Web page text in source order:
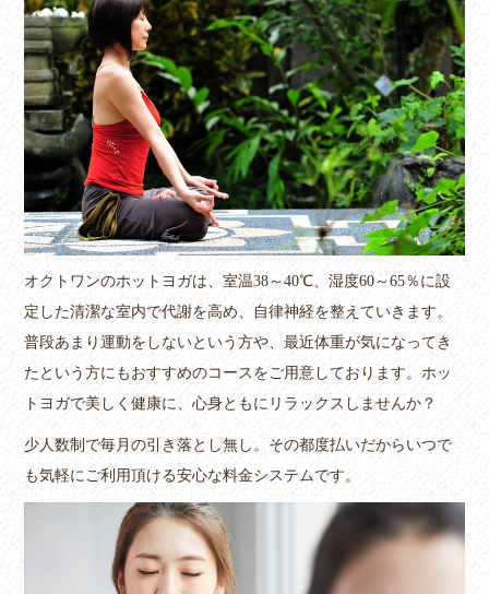
オクトワンのホットヨガは、室温38～40℃、湿度60～65％に設
定した清潔な室内で代謝を高め、自律神経を整えていきます。
普段あまり運動をしないという方や、最近体重が気になってき
たという方にもおすすめのコースをご用意しております。ホッ
トヨガで美しく健康に、心身ともにリラックスしませんか？
少人数制で毎月の引き落とし無し。その都度払いだからいつで
も気軽にご利用頂ける安心な料金システムです。